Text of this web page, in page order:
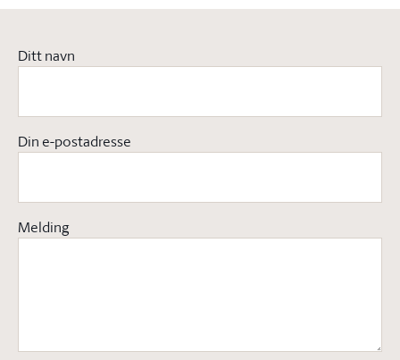
Ditt navn
Din e-postadresse
Melding